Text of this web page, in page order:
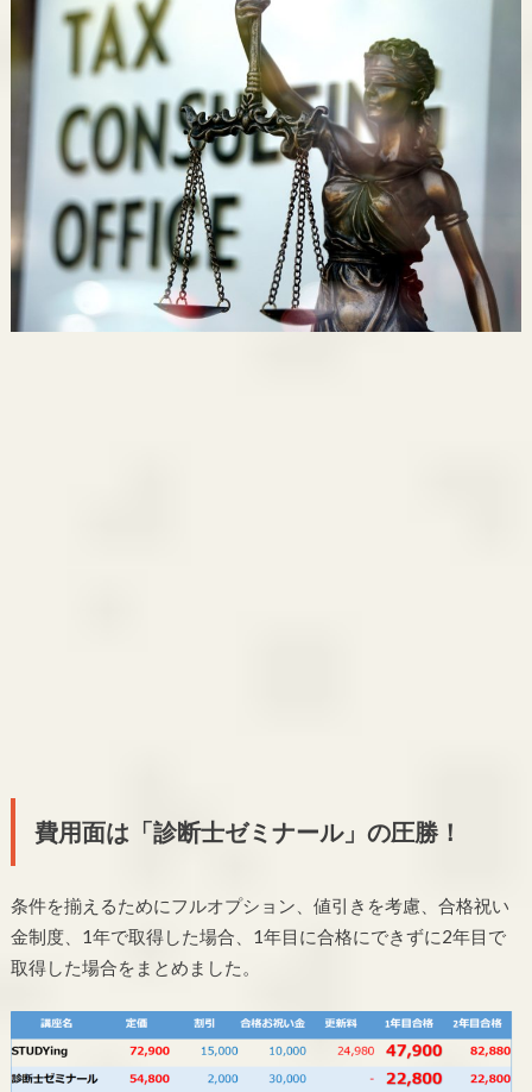
費用面は「診断士ゼミナール」の圧勝！
条件を揃えるためにフルオプション、値引きを考慮、合格祝い
金制度、1年で取得した場合、1年目に合格にできずに2年目で
取得した場合をまとめました。